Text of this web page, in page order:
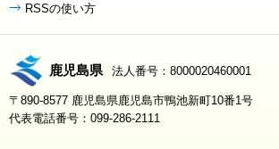
RSSの使い方
鹿児島県 法人番号：8000020460001
〒890-8577 鹿児島県鹿児島市鴨池新町10番1号
代表電話番号：099-286-2111